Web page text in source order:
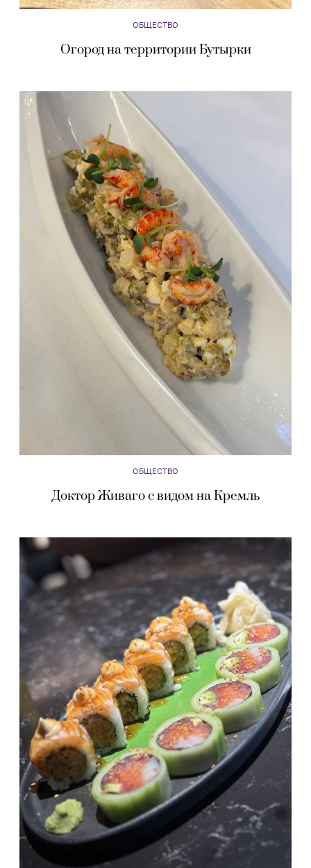
ОБЩЕСТВО
Огород на территории Бутырки
ОБЩЕСТВО
Доктор Живаго с видом на Кремль